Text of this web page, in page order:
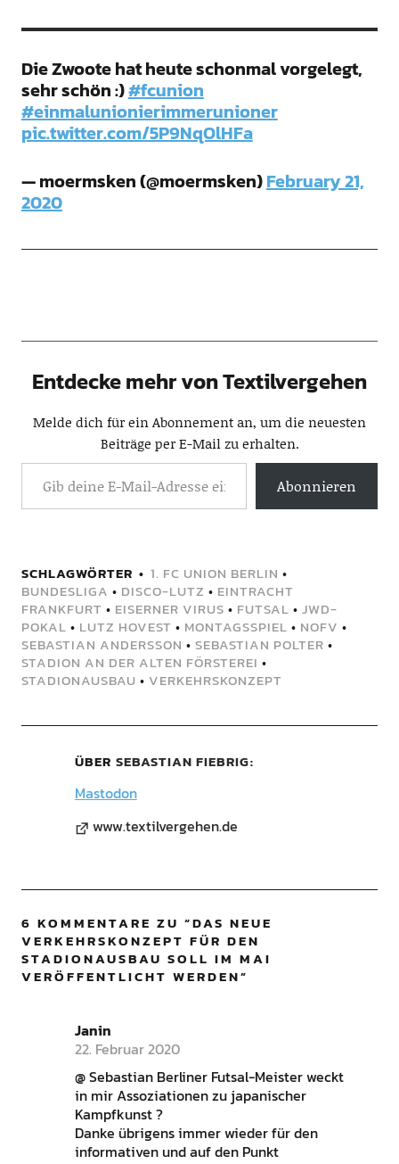
Die Zwoote hat heute schonmal vorgelegt,
sehr schön :)#fcunion
#einmalunionierimmerunioner
pic.twitter.com/5P9NqOlHFa
— moermsken (@moermsken)February 21,
2020
Entdecke mehr von Textilvergehen
Melde dich für ein Abonnement an, um die neuesten
Beiträge per E-Mail zu erhalten.
Abonnieren
SCHLAGWÖRTER 1. FC UNION BERLIN •
BUNDESLIGA • DISCO-LUTZ • EINTRACHT
FRANKFURT • EISERNER VIRUS • FUTSAL • JWD-
POKAL • LUTZ HOVEST • MONTAGSSPIEL • NOFV •
SEBASTIAN ANDERSSON • SEBASTIAN POLTER •
STADION AN DER ALTEN FÖRSTEREI •
STADIONAUSBAU • VERKEHRSKONZEPT
ÜBER SEBASTIAN FIEBRIG
Mastodon
www.textilvergehen.de
6 KOMMENTARE ZU “DAS NEUE
VERKEHRSKONZEPT FÜR DEN
STADIONAUSBAU SOLL IM MAI
VERÖFFENTLICHT WERDEN”
Janin
22. Februar 2020
@ Sebastian Berliner Futsal-Meister weckt
in mir Assoziationen zu japanischer
Kampfkunst ?
Danke übrigens immer wieder für den
informativen und auf den Punkt